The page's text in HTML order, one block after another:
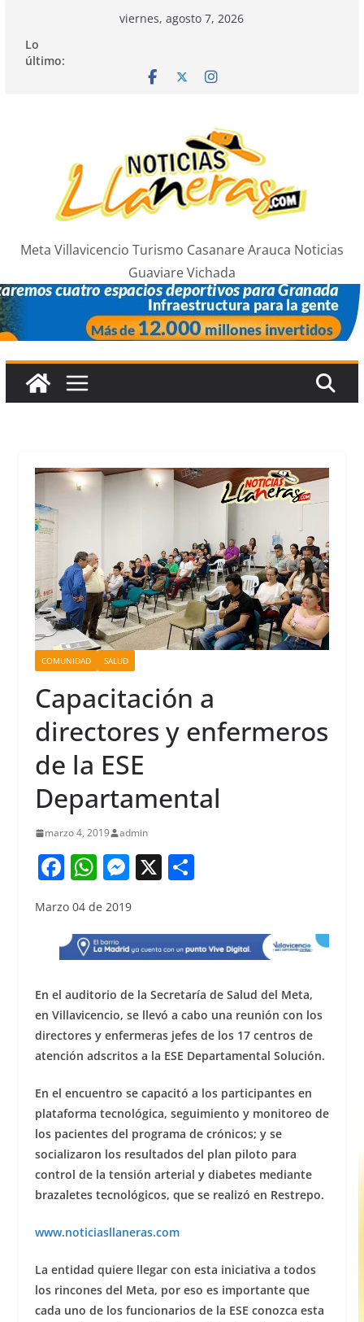
contenido
viernes, agosto 7, 2026
Lo
último:
Meta Villavicencio Turismo Casanare Arauca Noticias
Guaviare Vichada
COMUNIDAD SALUD
Capacitación a
directores y enfermeros
de la ESE
Departamental
marzo 4, 2019 admin
F
c
e
b
o
o
k
W
at
s
A
p
p
M
ss
e
n
g
er
X S
e
Marzo 04 de 2019
En el auditorio de la Secretaría de Salud del Meta,
en Villavicencio, se llevó a cabo una reunión con los
directores y enfermeras jefes de los 17 centros de
atención adscritos a la ESE Departamental Solución.
En el encuentro se capacitó a los participantes en
plataforma tecnológica, seguimiento y monitoreo de
los pacientes del programa de crónicos; y se
socializaron los resultados del plan piloto para
control de la tensión arterial y diabetes mediante
brazaletes tecnológicos, que se realizó en Restrepo.
www.noticiasllaneras.com
La entidad quiere llegar con esta iniciativa a todos
los rincones del Meta, por eso es importante que
cada uno de los funcionarios de la ESE conozca esta